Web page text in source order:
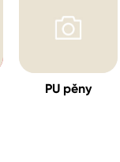
PU pěny